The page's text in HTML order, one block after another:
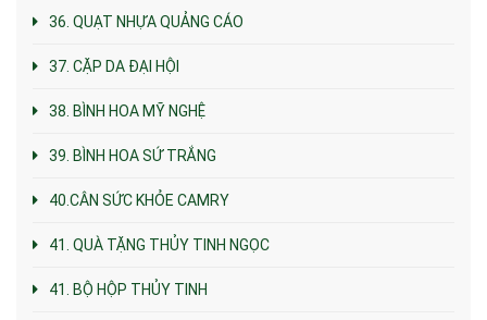
36. QUẠT NHỰA QUẢNG CÁO
37. CẶP DA ĐẠI HỘI
38. BÌNH HOA MỸ NGHỆ
39. BÌNH HOA SỨ TRẮNG
40.CÂN SỨC KHỎE CAMRY
41. QUÀ TẶNG THỦY TINH NGỌC
41. BỘ HỘP THỦY TINH